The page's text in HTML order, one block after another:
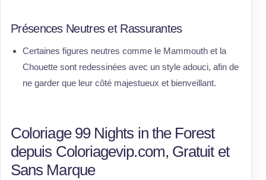
Présences Neutres et Rassurantes
Certaines figures neutres comme le Mammouth et la
Chouette sont redessinées avec un style adouci, afin de
ne garder que leur côté majestueux et bienveillant.
Coloriage 99 Nights in the Forest
depuis Coloriagevip.com, Gratuit et
Sans Marque